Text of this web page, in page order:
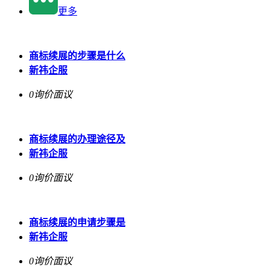
更多
商标续展的步骤是什么
新祎企服
0询价面议
商标续展的办理途径及
新祎企服
0询价面议
商标续展的申请步骤是
新祎企服
0询价面议